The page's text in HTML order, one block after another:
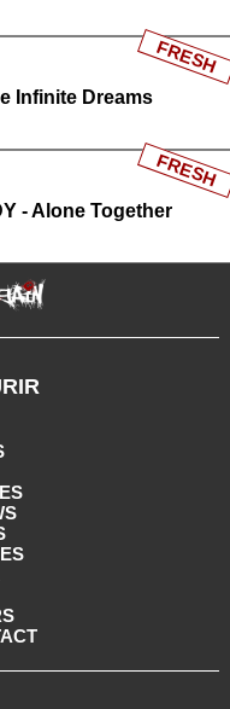
Infinite Dreams
FRESH
- Alone Together
FRESH